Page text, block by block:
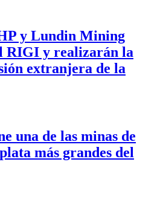
y Lundin Mining
RIGI y realizarán la
extranjera de la
una de las minas de
más grandes del